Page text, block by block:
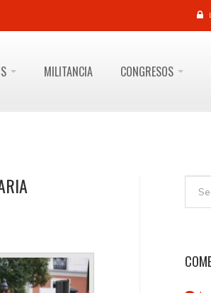
MILITANCIA CONGRESOS